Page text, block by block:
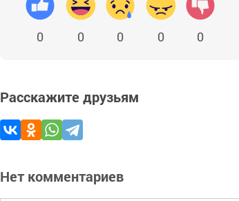
0 0 0 0 0
Расскажите друзьям
Нет комментариев